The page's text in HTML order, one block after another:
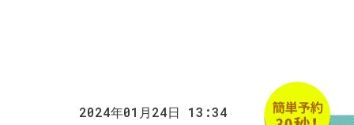
2024年01月24日 13:34